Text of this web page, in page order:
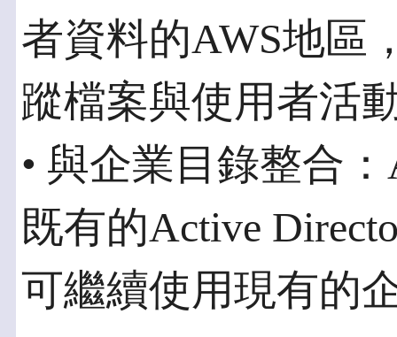
者資料的AWS地區
蹤檔案與使用者活
• 與企業目錄整合
既有的Active
可繼續使用現有的